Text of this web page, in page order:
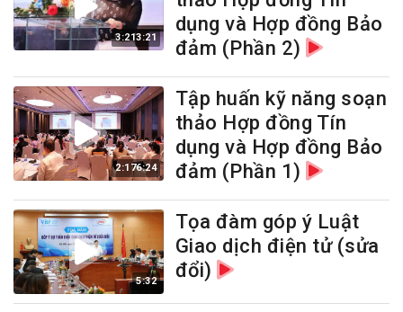
3:213:21
dụng và Hợp đồng Bảo
đảm (Phần 2)
2:176:24
Tập huấn kỹ năng soạn
thảo Hợp đồng Tín
dụng và Hợp đồng Bảo
đảm (Phần 1)
5:32
Tọa đàm góp ý Luật
Giao dịch điện tử (sửa
đổi)